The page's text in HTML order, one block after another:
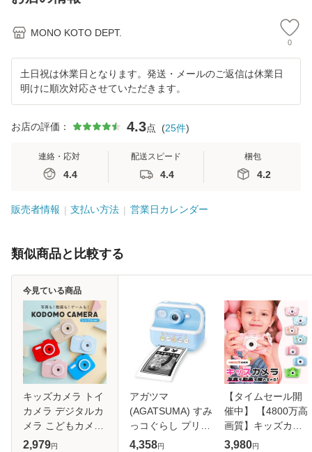
MONO KOTO DEPT.
0
土日祝は休業日となります。発送・メールのご返信は休業日
明けに順次対応させていただきます。
お店の評価： 4.3点 (25件)
連絡・応対
4.4
配送スピード
4.4
梱包
4.2
販売者情報 支払い方法 営業日カレンダー
類似商品と比較する
キッズカメラ トイ
カメラ デジタルカ
メラ こどもカメラ
デジカメ 簡単操作
2,979円
今見ている商品
アガツマ
(AGATSUMA) すみ
っコぐらし プリン
トデジカメ (対象
4,358円
【タイムセール開
催中】 【4800万高
画質】キッズカメ
ラ トイカメラ 子供
3,980円